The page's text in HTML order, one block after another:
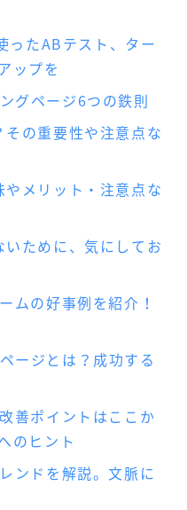
たABテスト、ター
ップを
グページ6つの鉄則
の重要性や注意点な
メリット・注意点な
ために、気にしてお
ムの好事例を紹介！
ージとは？成功する
善ポイントはここか
のヒント
ンドを解説。文脈に